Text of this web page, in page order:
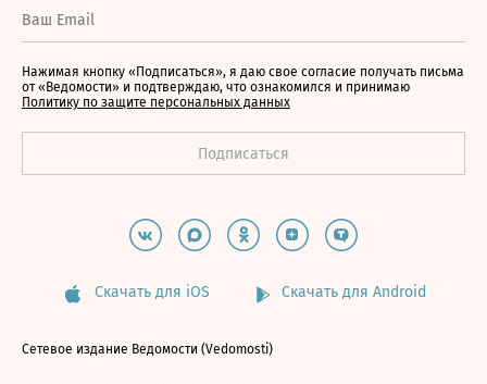
Нажимая кнопку «Подписаться», я даю свое согласие получать письма
от «Ведомости» и подтверждаю, что ознакомился и принимаю
Политику по защите персональных данных
Скачать для iOS Скачать для Android
Сетевое издание Ведомости (Vedomosti)